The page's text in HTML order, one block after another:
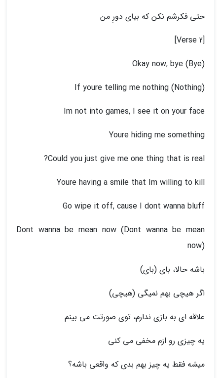
حتی فکرشم نکن که بیای دورِ من
[Verse 2]
Okay now, bye (Bye)
If youre telling me nothing (Nothing)
Im not into games, I see it on your face
Youre hiding me something
Could you just give me one thing that is real?
Youre having a smile that Im willing to kill
Go wipe it off, cause I dont wanna bluff
Dont wanna be mean now (Dont wanna be mean
now)
باشه حالا، بای (بای)
اگر هیچی بهم نمیگی (هیچی)
علاقه ای به بازی ندارم، توی صورتت می بینم
یه چیزی رو ازم مخفی می کنی
میشه فقط یه چیز بهم بدی که واقعی باشه؟